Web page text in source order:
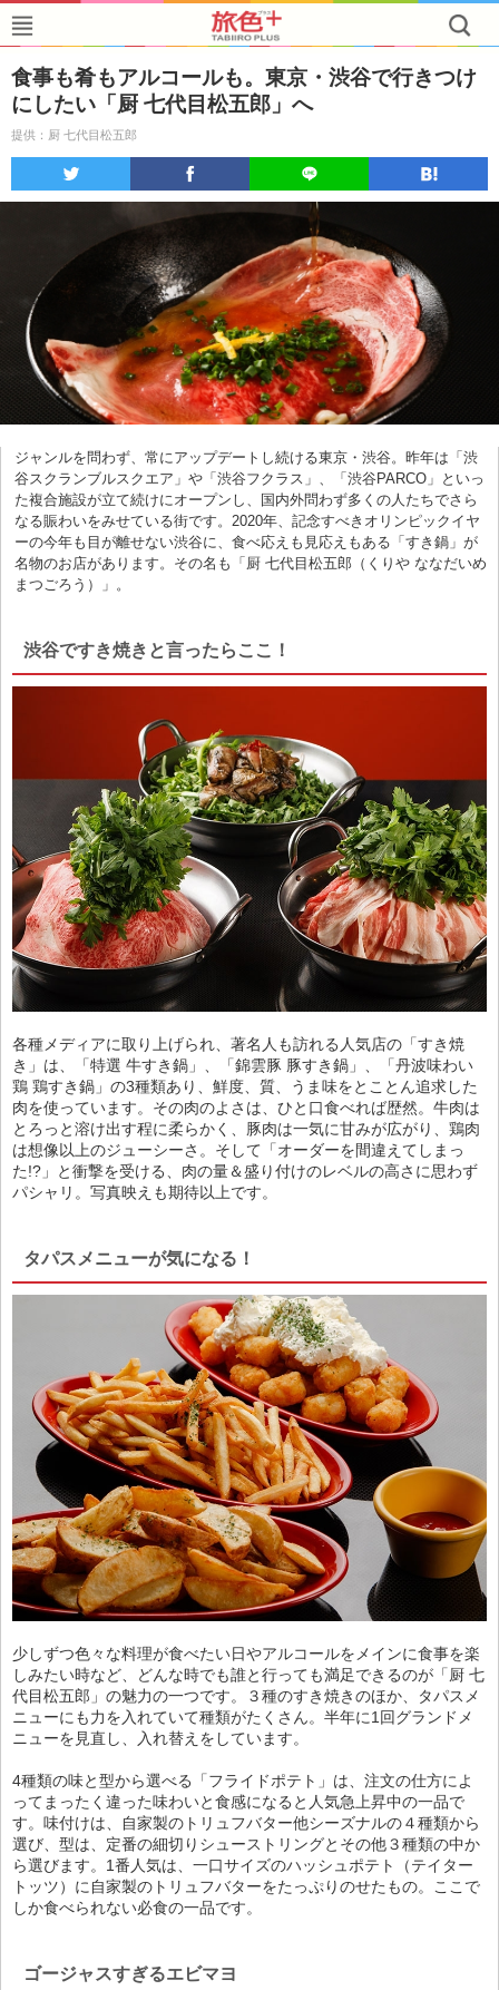
食事も肴もアルコールも。東京・渋谷で行きつけ
にしたい「厨 七代目松五郎」へ
提供：厨 七代目松五郎
ジャンルを問わず、常にアップデートし続ける東京・渋谷。昨年は「渋
谷スクランブルスクエア」や「渋谷フクラス」、「渋谷PARCO」といっ
た複合施設が立て続けにオープンし、国内外問わず多くの人たちでさら
なる賑わいをみせている街です。2020年、記念すべきオリンピックイヤ
ーの今年も目が離せない渋谷に、食べ応えも見応えもある「すき鍋」が
名物のお店があります。その名も「厨 七代目松五郎（くりや ななだいめ
まつごろう）」。
渋谷ですき焼きと言ったらここ！
各種メディアに取り上げられ、著名人も訪れる人気店の「すき焼
き」は、「特選 牛すき鍋」、「錦雲豚 豚すき鍋」、「丹波味わい
鶏 鶏すき鍋」の3種類あり、鮮度、質、うま味をとことん追求した
肉を使っています。その肉のよさは、ひと口食べれば歴然。牛肉は
とろっと溶け出す程に柔らかく、豚肉は一気に甘みが広がり、鶏肉
は想像以上のジューシーさ。そして「オーダーを間違えてしまっ
た!?」と衝撃を受ける、肉の量＆盛り付けのレベルの高さに思わず
パシャリ。写真映えも期待以上です。
タパスメニューが気になる！
少しずつ色々な料理が食べたい日やアルコールをメインに食事を楽
しみたい時など、どんな時でも誰と行っても満足できるのが「厨 七
代目松五郎」の魅力の一つです。３種のすき焼きのほか、タパスメ
ニューにも力を入れていて種類がたくさん。半年に1回グランドメ
ニューを見直し、入れ替えをしています。
4種類の味と型から選べる「フライドポテト」は、注文の仕方によ
ってまったく違った味わいと食感になると人気急上昇中の一品で
す。味付けは、自家製のトリュフバター他シーズナルの４種類から
選び、型は、定番の細切りシューストリングとその他３種類の中か
ら選びます。1番人気は、一口サイズのハッシュポテト（テイター
トッツ）に自家製のトリュフバターをたっぷりのせたもの。ここで
しか食べられない必食の一品です。
ゴージャスすぎるエビマヨ